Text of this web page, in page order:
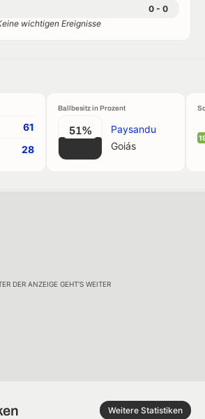
0 - 0
wichtigen Ereignisse
61
28
Ballbesitz in Prozent
51%
Paysandu
Goiás
DER ANZEIGE GEHT'S WEITER
Weitere Statistiken